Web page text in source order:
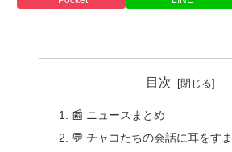
目次
📰 ニュースまとめ
💬 チャコたちの会話に耳をす